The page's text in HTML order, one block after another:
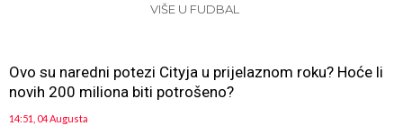
VIŠE U FUDBAL
Ovo su naredni potezi Cityja u prijelaznom roku? Hoće li
novih 200 miliona biti potrošeno?
14:51, 04 Augusta